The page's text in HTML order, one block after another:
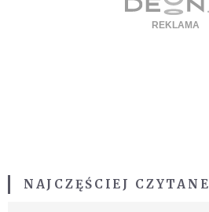
NAJCZĘŚCIEJ CZYTANE